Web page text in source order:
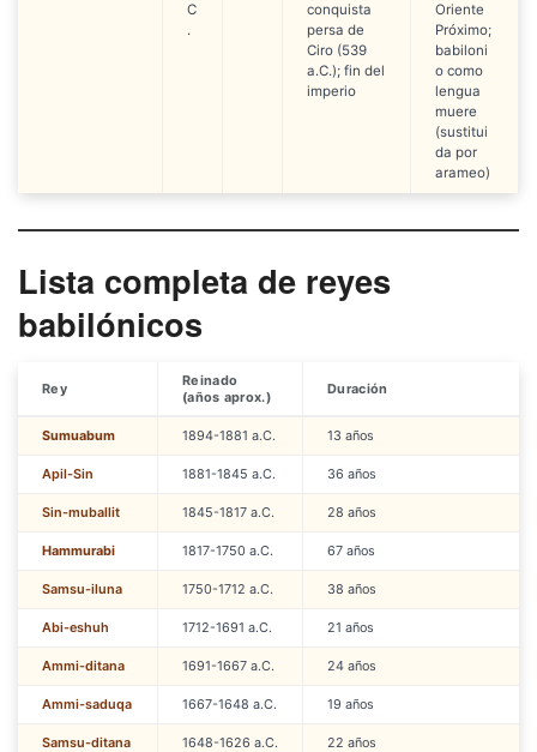
C
.
conquista
persa de
Ciro (539
a.C.); fin del
imperio
Oriente
Próximo;
babiloni
o como
lengua
muere
(sustitui
da por
arameo)
Lista completa de reyes
babilónicos
Rey
Reinado
(años aprox.)
Duración
Sumuabum 1894-1881 a.C. 13 años
Apil-Sin 1881-1845 a.C. 36 años
Sin-muballit 1845-1817 a.C. 28 años
Hammurabi 1817-1750 a.C. 67 años
Samsu-iluna 1750-1712 a.C. 38 años
Abi-eshuh 1712-1691 a.C. 21 años
Ammi-ditana 1691-1667 a.C. 24 años
Ammi-saduqa 1667-1648 a.C. 19 años
Samsu-ditana 1648-1626 a.C. 22 años